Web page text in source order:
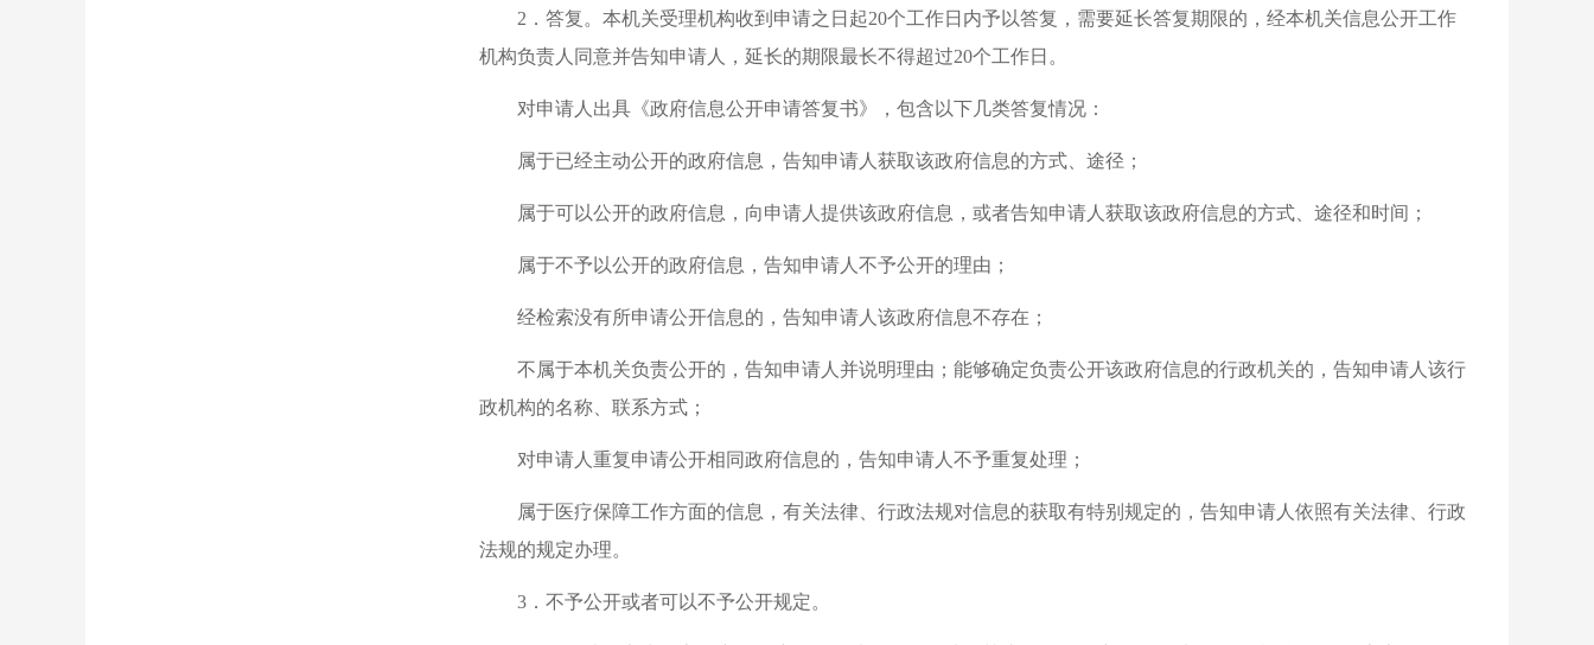
2．答复。本机关受理机构收到申请之日起20个工作日内予以答复，需要延长答复期限的，经本机关信息公开工作
机构负责人同意并告知申请人，延长的期限最长不得超过20个工作日。
对申请人出具《政府信息公开申请答复书》，包含以下几类答复情况：
属于已经主动公开的政府信息，告知申请人获取该政府信息的方式、途径；
属于可以公开的政府信息，向申请人提供该政府信息，或者告知申请人获取该政府信息的方式、途径和时间；
属于不予以公开的政府信息，告知申请人不予公开的理由；
经检索没有所申请公开信息的，告知申请人该政府信息不存在；
不属于本机关负责公开的，告知申请人并说明理由；能够确定负责公开该政府信息的行政机关的，告知申请人该行
政机构的名称、联系方式；
对申请人重复申请公开相同政府信息的，告知申请人不予重复处理；
属于医疗保障工作方面的信息，有关法律、行政法规对信息的获取有特别规定的，告知申请人依照有关法律、行政
法规的规定办理。
3．不予公开或者可以不予公开规定。